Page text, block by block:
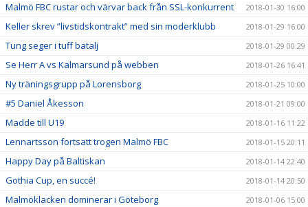
Malmö FBC rustar och värvar back från SSL-konkurrent 2018-01-30 16:00
Keller skrev ”livstidskontrakt” med sin moderklubb 2018-01-29 16:00
Tung seger i tuff batalj 2018-01-29 00:29
Se Herr A vs Kalmarsund på webben 2018-01-26 16:41
Ny träningsgrupp på Lorensborg 2018-01-25 10:00
#5 Daniel Åkesson 2018-01-21 09:00
Madde till U19 2018-01-16 11:22
Lennartsson fortsatt trogen Malmö FBC 2018-01-15 20:11
Happy Day på Baltiskan 2018-01-14 22:40
Gothia Cup, en succé! 2018-01-14 20:50
Malmöklacken dominerar i Göteborg 2018-01-06 15:00